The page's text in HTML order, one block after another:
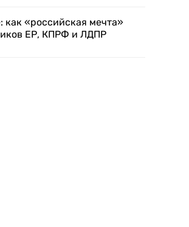
как «российская мечта»
ЕР, КПРФ и ЛДПР